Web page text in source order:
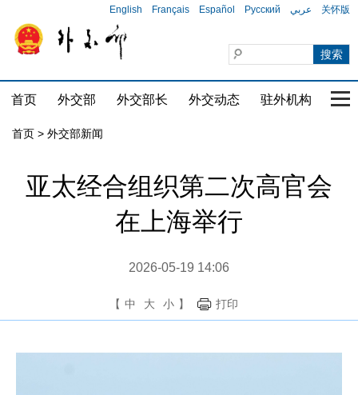
English Français Español Русский عربي 关怀版
首页 外交部 外交部长 外交动态 驻外机构 国
首页 > 外交部新闻
亚太经合组织第二次高官会
在上海举行
2026-05-19 14:06
【 中 大 小 】 打印